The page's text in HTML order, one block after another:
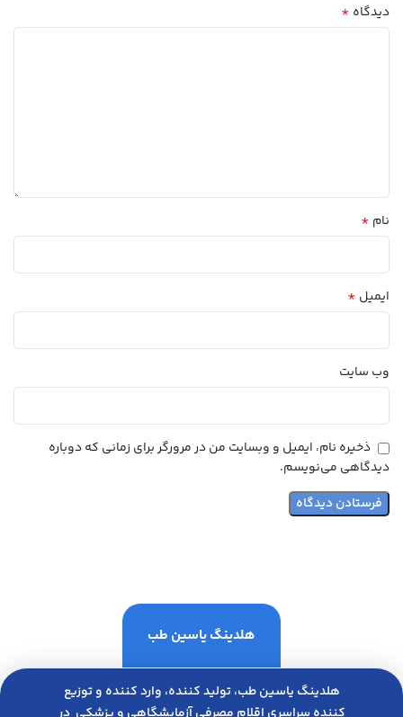
دیدگاه *
نام *
ایمیل *
وب‌ سایت
ذخیره نام، ایمیل و وبسایت من در مرورگر برای زمانی که دوباره
دیدگاهی می‌نویسم.
هلدینگ یاسین طب
هلدینگ یاسین طب، تولید کننده، وارد کننده و توزیع